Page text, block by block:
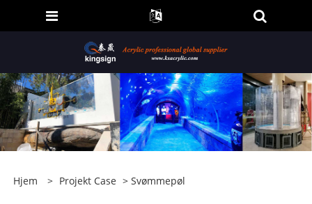
Hjem > Projekt Case > Svømmepøl